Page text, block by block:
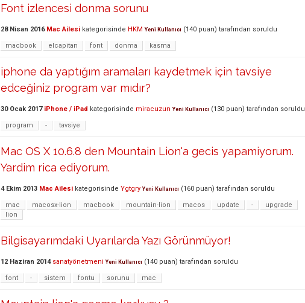
Font izlencesi donma sorunu
28 Nisan 2016 Mac Ailesi kategorisinde HKM Yeni Kullanıcı (140 puan) tarafından soruldu
macbook elcapitan font donma kasma
iphone da yaptığım aramaları kaydetmek için tavsiye
edceğiniz program var mıdır?
30 Ocak 2017 iPhone / iPad kategorisinde miracuzun Yeni Kullanıcı (130 puan) tarafından soruldu
program - tavsiye
Mac OS X 10.6.8 den Mountain Lion'a gecis yapamiyorum.
Yardim rica ediyorum.
4 Ekim 2013 Mac Ailesi kategorisinde Ygtgry Yeni Kullanıcı (160 puan) tarafından soruldu
mac macosx-lion macbook mountain-lion macos update -
upgrade
lion
Bilgisayarımdaki Uyarılarda Yazı Görünmüyor!
12 Haziran 2014 sanatyönetmeni Yeni Kullanıcı (140 puan) tarafından soruldu
font - sistem fontu sorunu mac